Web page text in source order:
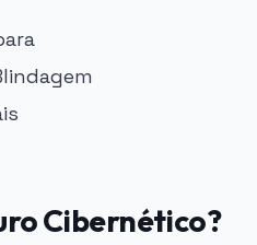
Cibernético?